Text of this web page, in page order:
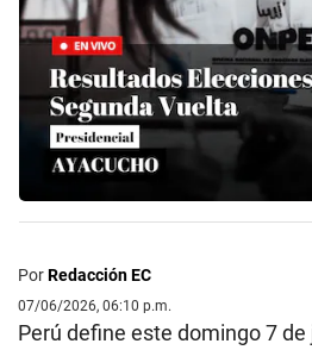
PorRedacción EC
07/06/2026, 06:10 p.m.
Perú define este domingo 7